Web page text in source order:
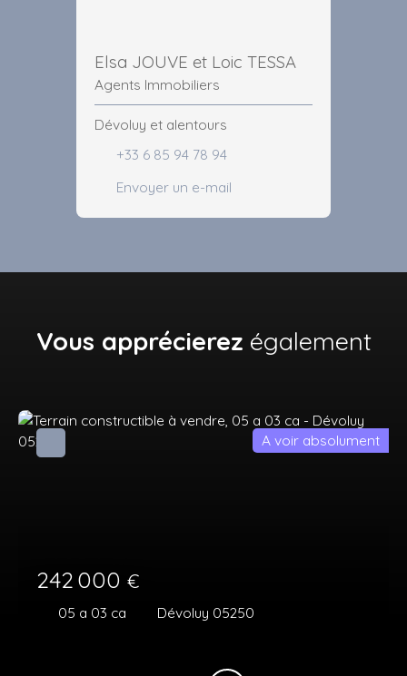
Elsa JOUVE et Loic TESSA
Agents Immobiliers
Dévoluy et alentours
+33 6 85 94 78 94
Envoyer un e-mail
Vous apprécierez également
242 000 €
05 a 03 ca Dévoluy 05250
A voir absolument